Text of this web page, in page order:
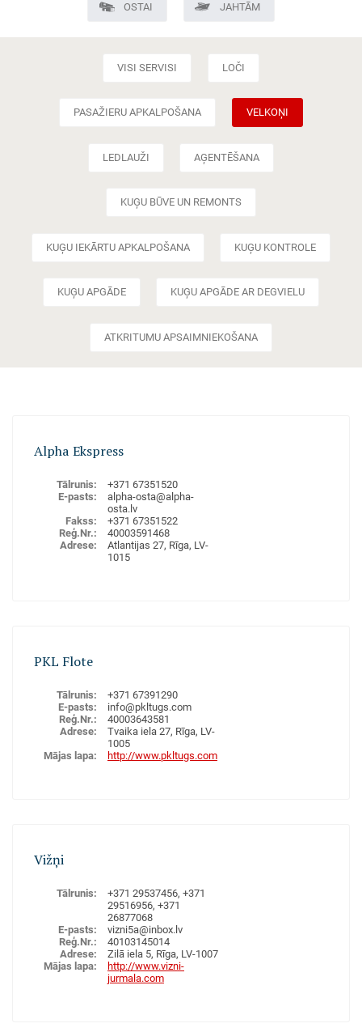
OSTAI JAHTĀM
VISI SERVISI LOČI
PASAŽIERU APKALPOŠANA VELKOŅI
LEDLAUŽI AĢENTĒŠANA
KUĢU BŪVE UN REMONTS
KUĢU IEKĀRTU APKALPOŠANA KUĢU KONTROLE
KUĢU APGĀDE KUĢU APGĀDE AR DEGVIELU
ATKRITUMU APSAIMNIEKOŠANA
Alpha Ekspress
Tālrunis:
+371 67351520
E-pasts:
alpha-osta@alpha-
osta.lv
Fakss:
+371 67351522
Reģ.Nr.:
40003591468
Adrese:
Atlantijas 27, Rīga, LV-
1015
PKL Flote
Tālrunis:
+371 67391290
E-pasts:
info@pkltugs.com
Reģ.Nr.:
40003643581
Adrese:
Tvaika iela 27, Rīga, LV-
1005
Mājas lapa: http://www.pkltugs.com
Aplūkot uz kartes
Vižņi
Tālrunis:
+371 29537456, +371
29516956, +371
26877068
E-pasts:
vizni5a@inbox.lv
Reģ.Nr.:
40103145014
Adrese:
Zilā iela 5, Rīga, LV-1007
Mājas lapa:
http://www.vizni-
jurmala.com